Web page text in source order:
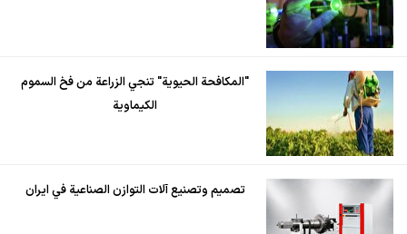
"المكافحة الحيوية" تنجي الزراعة من فخ السموم
الكيماوية
تصميم وتصنيع آلات التوازن الصناعية في ايران